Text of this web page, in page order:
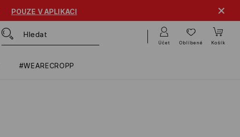
POUZE V APLIKACI
#WEARECROPP
Účet Oblíbené Košík